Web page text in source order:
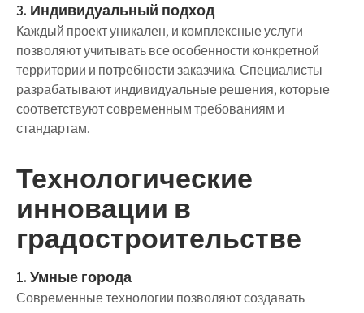
3. Индивидуальный подход
Каждый проект уникален, и комплексные услуги
позволяют учитывать все особенности конкретной
территории и потребности заказчика. Специалисты
разрабатывают индивидуальные решения, которые
соответствуют современным требованиям и
стандартам.
Технологические
инновации в
градостроительстве
1. Умные города
Современные технологии позволяют создавать